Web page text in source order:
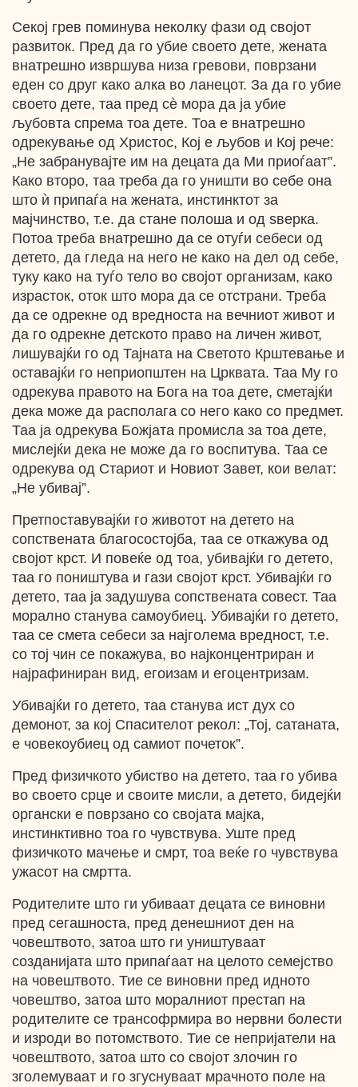
Секој грев поминува неколку фази од својот
развиток. Пред да го убие своето дете, жената
внатрешно извршува низа гревови, поврзани
еден со друг како алка во ланецот. За да го убие
своето дете, таа пред сѐ мора да ја убие
љубовта спрема тоа дете. Тоа е внатрешно
одрекување од Христос, Кој е љубов и Кој рече:
„Не забранувајте им на децата да Ми приоѓаат”.
Како второ, таа треба да го уништи во себе она
што ѝ припаѓа на жената, инстинктот за
мајчинство, т.е. да стане полоша и од ѕверка.
Потоа треба внатрешно да се отуѓи себеси од
детето, да гледа на него не како на дел од себе,
туку како на туѓо тело во својот организам, како
израсток, оток што мора да се отстрани. Треба
да се одрекне од вредноста на вечниот живот и
да го одрекне детското право на личен живот,
лишувајќи го од Тајната на Светото Крштевање и
оставајќи го неприопштен на Црквата. Таа Му го
одрекува правото на Бога на тоа дете, сметајќи
дека може да располага со него како со предмет.
Таа ја одрекува Божјата промисла за тоа дете,
мислејќи дека не може да го воспитува. Таа се
одрекува од Стариот и Новиот Завет, кои велат:
„Не убивај”.
Претпоставувајќи го животот на детето на
сопствената благосостојба, таа се откажува од
својот крст. И повеќе од тоа, убивајќи го детето,
таа го поништува и гази својот крст. Убивајќи го
детето, таа ја задушува сопствената совест. Таа
морално станува самоубиец. Убивајќи го детето,
таа се смета себеси за најголема вредност, т.е.
со тој чин се покажува, во најконцентриран и
најрафиниран вид, егоизам и егоцентризам.
Убивајќи го детето, таа станува ист дух со
демонот, за кој Спасителот рекол: „Тој, сатаната,
е човекоубиец од самиот почеток”.
Пред физичкото убиство на детето, таа го убива
во своето срце и своите мисли, а детето, бидејќи
органски е поврзано со својата мајка,
инстинктивно тоа го чувствува. Уште пред
физичкото мачење и смрт, тоа веќе го чувствува
ужасот на смртта.
Родителите што ги убиваат децата се виновни
пред сегашноста, пред денешниот ден на
човештвото, затоа што ги уништуваат
созданијата што припаѓаат на целото семејство
на човештвото. Тие се виновни пред идното
човештво, затоа што моралниот престап на
родителите се трансофрмира во нервни болести
и изроди во потомството. Тие се непријатели на
човештвото, затоа што со својот злочин го
зголемуваат и го згуснуваат мрачното поле на